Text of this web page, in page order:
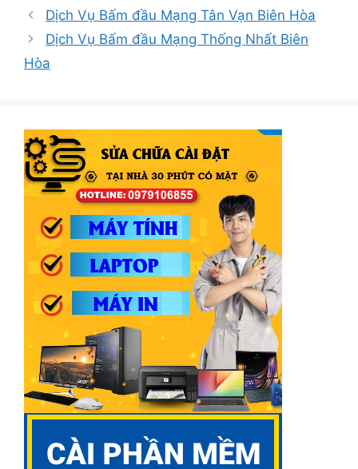
mục
Dịch Vụ Bấm đầu Mạng Tân Vạn Biên Hòa
Dịch Vụ Bấm đầu Mạng Thống Nhất Biên
Hòa